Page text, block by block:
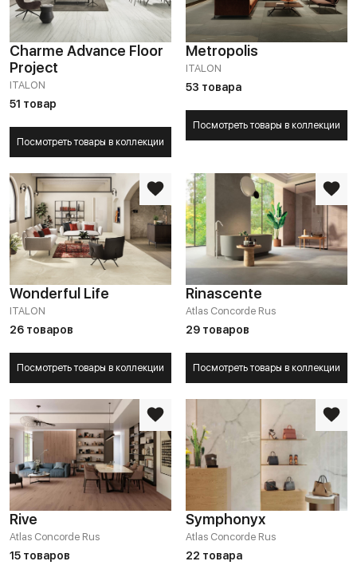
Charme Advance Floor
Project
ITALON
51 товар
Посмотреть товары в коллекции
Metropolis
ITALON
53 товара
Посмотреть товары в коллекции
Wonderful Life
ITALON
26 товаров
Посмотреть товары в коллекции
Rinascente
Atlas Concorde Rus
29 товаров
Посмотреть товары в коллекции
Rive
Atlas Concorde Rus
15 товаров
Symphonyx
Atlas Concorde Rus
22 товара